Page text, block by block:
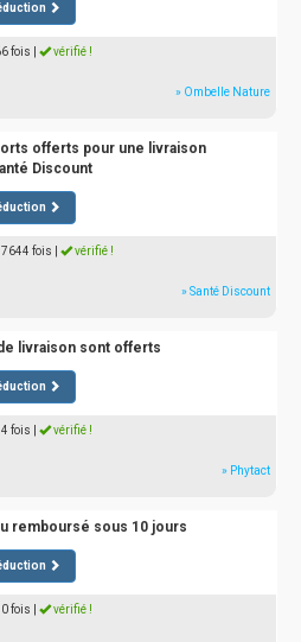
fois vérifié !
» Ombelle Nature
offerts pour une livraison
Discount
fois vérifié !
» Santé Discount
livraison sont offerts
fois vérifié !
» Phytact
remboursé sous 10 jours
fois vérifié !